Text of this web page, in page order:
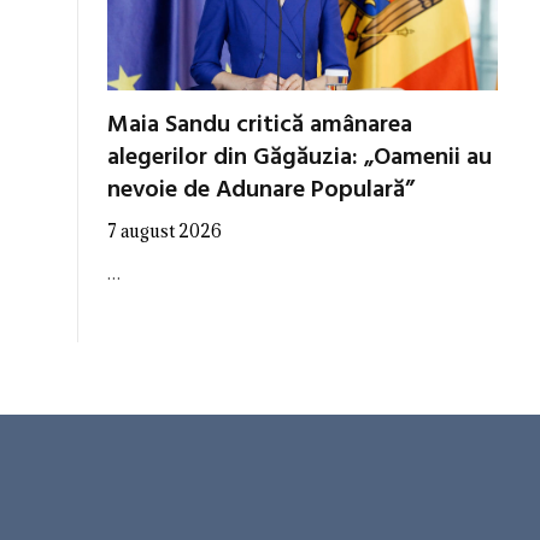
Maia Sandu critică amânarea
alegerilor din Găgăuzia: „Oamenii au
nevoie de Adunare Populară”
7 august 2026
…